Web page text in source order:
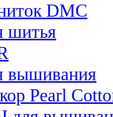
DMC
шитья
вышивания
Pearl